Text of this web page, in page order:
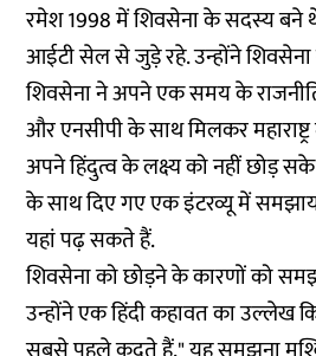
रमेश 1998 में शिवसेना के सदस्य बने
आईटी सेल से जुड़े रहे. उन्होंने
शिवसेना ने अपने एक समय के राजनीतिक
और एनसीपी के साथ मिलकर
अपने हिंदुत्व के लक्ष्य को नहीं छोड़
के साथ दिए गए एक इंटरव्यू में
यहां पढ़ सकते हैं.
शिवसेना को छोड़ने के कारणों को
उन्होंने एक हिंदी कहावत का उल्लेख